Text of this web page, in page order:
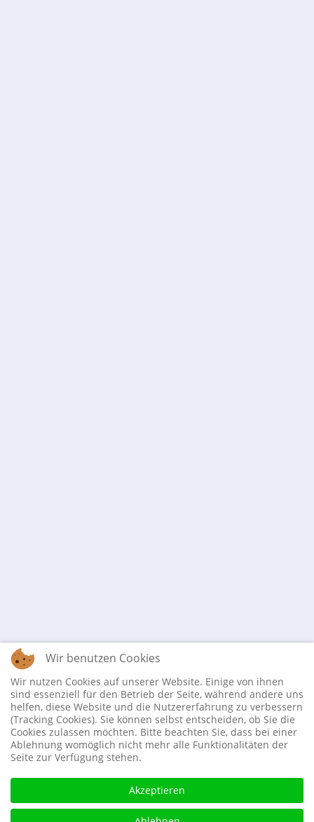
Wir benutzen Cookies
Wir nutzen Cookies auf unserer Website. Einige von ihnen
sind essenziell für den Betrieb der Seite, während andere uns
helfen, diese Website und die Nutzererfahrung zu verbessern
(Tracking Cookies). Sie können selbst entscheiden, ob Sie die
Cookies zulassen möchten. Bitte beachten Sie, dass bei einer
Ablehnung womöglich nicht mehr alle Funktionalitäten der
Seite zur Verfügung stehen.
Akzeptieren